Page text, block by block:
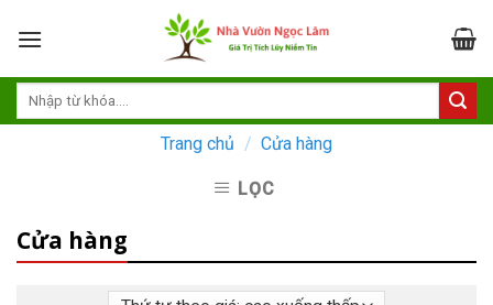
Trang chủ / Cửa hàng
LỌC
Cửa hàng